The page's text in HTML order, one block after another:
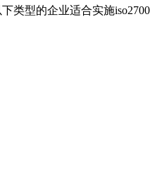
类型的企业适合实施